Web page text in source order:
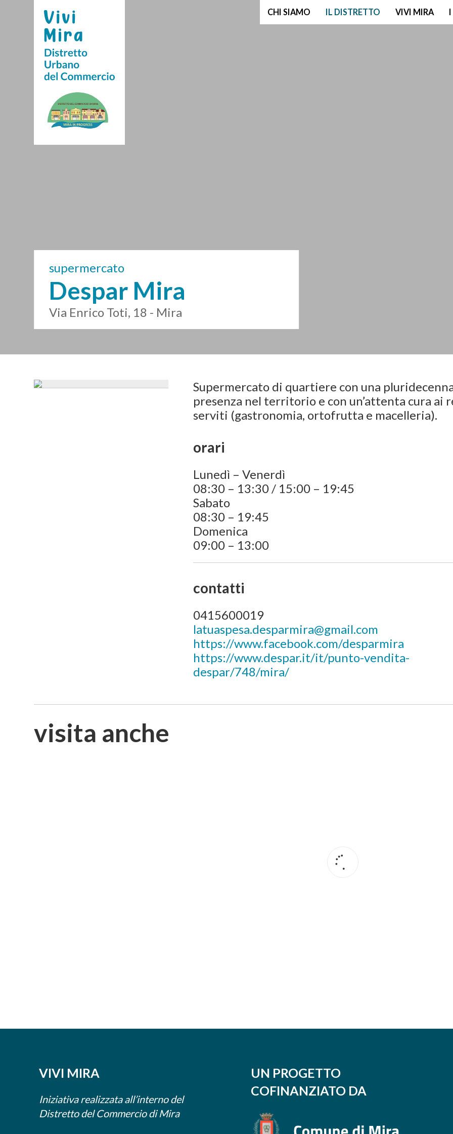
CHI SIAMO IL DISTRETTO VIVI MIRA
supermercato
Despar Mira
Via Enrico Toti, 18 - Mira
Supermercato di quartiere con una
presenza nel territorio e con un’attenta cura ai
serviti (gastronomia, ortofrutta e macelleria).
orari
Lunedì – Venerdì
08:30 – 13:30 / 15:00 – 19:45
Sabato
08:30 – 19:45
Domenica
09:00 – 13:00
contatti
0415600019
latuaspesa.desparmira@gmail.com
https://www.facebook.com/desparmira
https://www.despar.it/it/punto-vendita-
despar/748/mira/
visita anche
VIVI MIRA
Iniziativa realizzata all’interno del
Distretto del Commercio di Mira
UN PROGETTO
COFINANZIATO DA